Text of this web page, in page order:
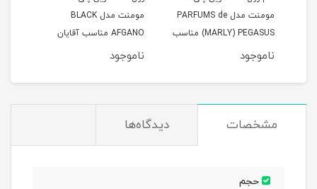
مومنت مدل PARFUMS de
MARLY) PEGASUS) مناسب
آقایان حجم 50 میلی لیتر
ناموجود
مومنت مدل BLACK
AFGANO مناسب آقایان
حجم 50 میلی لیتر
ناموجود
مشخصات دیدگاه‌ها
حجم